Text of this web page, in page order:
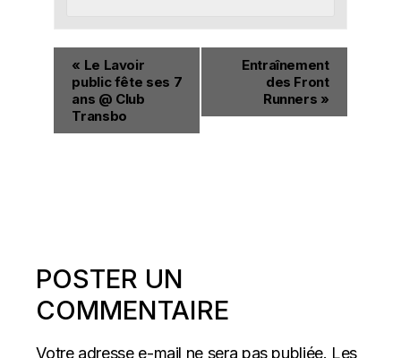
« Le Lavoir
public fête ses 7
ans @ Club
Transbo
Entraînement
des Front
Runners »
POSTER UN
COMMENTAIRE
Votre adresse e-mail ne sera pas publiée. Les